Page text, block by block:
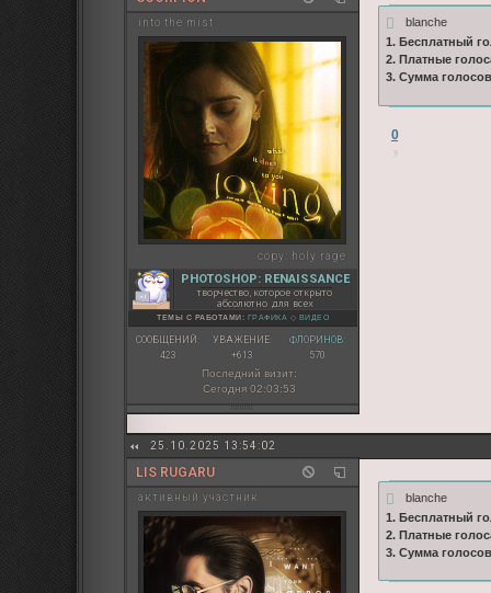
into the mist
copy: holy rage
PHOTOSHOP: RENAISSANCE
творчество, которое открыто
абсолютно для всех
ТЕМЫ С РАБОТАМИ: ГРАФИКА ◇ ВИДЕО
СООБЩЕНИЙ:
423
УВАЖЕНИЕ:
+613
ФЛОРИНОВ:
570
Последний визит:
Сегодня 02:03:53
blanche
1. Бесплатный
2. Платные
3. Сумма
0
25.10.2025 13:54:02
LIS RUGARU
активный участник
blanche
1. Бесплатный
2. Платные
3. Сумма